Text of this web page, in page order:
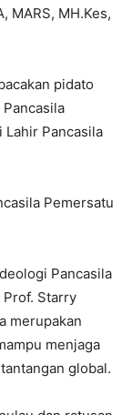
MARS, MH.Kes,
pidato
Lahir Pancasila
Pemersatu
Pancasila
Starry
merupakan
menjaga
global.